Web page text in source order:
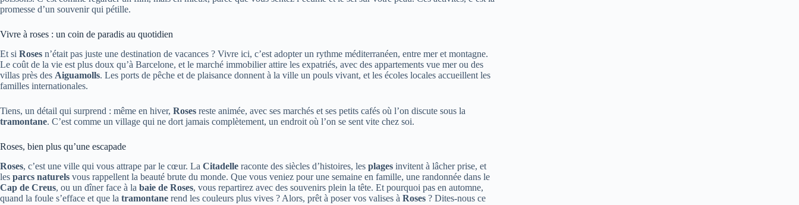
promesse d’un souvenir qui pétille.
Vivre à roses : un coin de paradis au quotidien
Et si Roses n’était pas juste une destination de vacances ? Vivre ici, c’est adopter un rythme méditerranéen, entre mer et montagne.
Le coût de la vie est plus doux qu’à Barcelone, et le marché immobilier attire les expatriés, avec des appartements vue mer ou des
villas près des Aiguamolls. Les ports de pêche et de plaisance donnent à la ville un pouls vivant, et les écoles locales accueillent les
familles internationales.
Tiens, un détail qui surprend : même en hiver, Roses reste animée, avec ses marchés et ses petits cafés où l’on discute sous la
tramontane. C’est comme un village qui ne dort jamais complètement, un endroit où l’on se sent vite chez soi.
Roses, bien plus qu’une escapade
Roses, c’est une ville qui vous attrape par le cœur. La Citadelle raconte des siècles d’histoires, les plages invitent à lâcher prise, et
les parcs naturels vous rappellent la beauté brute du monde. Que vous veniez pour une semaine en famille, une randonnée dans le
Cap de Creus, ou un dîner face à la baie de Roses, vous repartirez avec des souvenirs plein la tête. Et pourquoi pas en automne,
quand la foule s’efface et que la tramontane rend les couleurs plus vives ? Alors, prêt à poser vos valises à Roses ? Dites-nous ce